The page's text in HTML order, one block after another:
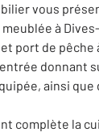
vous
à
port de pêche
donnant
ainsi que
complète la